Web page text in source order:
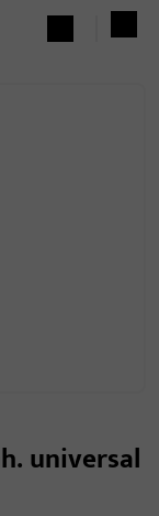
universal